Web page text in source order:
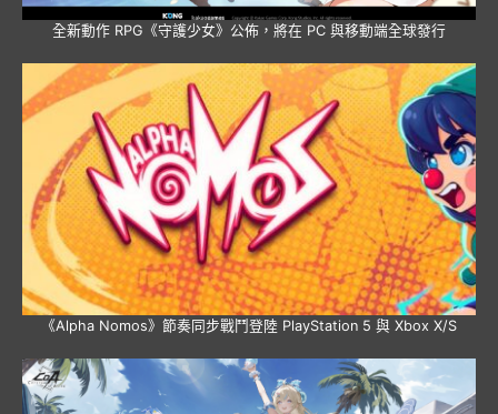
全新動作 RPG《守護少女》公佈，將在 PC 與移動端全球發行
《Alpha Nomos》節奏同步戰鬥登陸 PlayStation 5 與 Xbox X/S